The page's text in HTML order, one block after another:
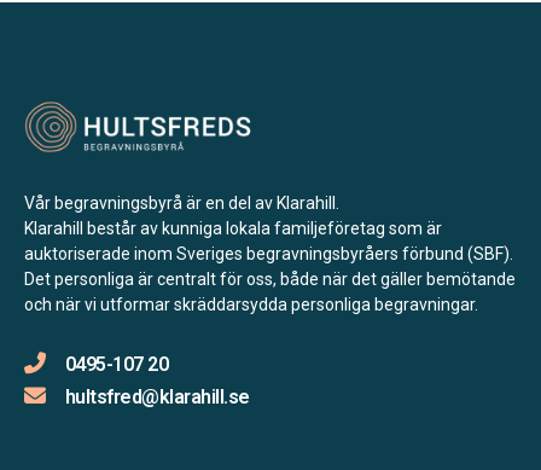
Vår begravningsbyrå är en del av Klarahill.
Klarahill består av kunniga lokala familjeföretag som är
auktoriserade inom Sveriges begravningsbyråers förbund (SBF).
Det personliga är centralt för oss, både när det gäller bemötande
och när vi utformar skräddarsydda personliga begravningar.
0495-107 20
hultsfred@klarahill.se